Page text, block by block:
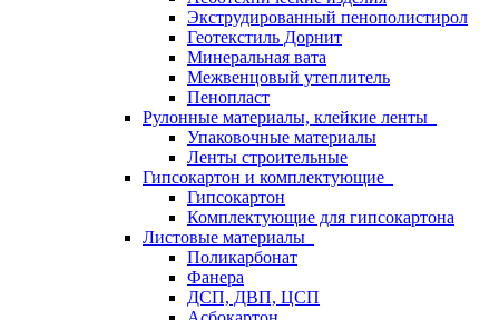
Экструдированный пенополистирол
Геотекстиль Дорнит
Минеральная вата
Межвенцовый утеплитель
Пенопласт
Рулонные материалы, клейкие ленты
Упаковочные материалы
Ленты строительные
Гипсокартон и комплектующие
Гипсокартон
Комплектующие для гипсокартона
Листовые материалы
Поликарбонат
Фанера
ДСП, ДВП, ЦСП